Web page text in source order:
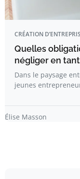
CRÉATION
Quelles
négliger en
Dans le paysage
jeunes
Élise Masson